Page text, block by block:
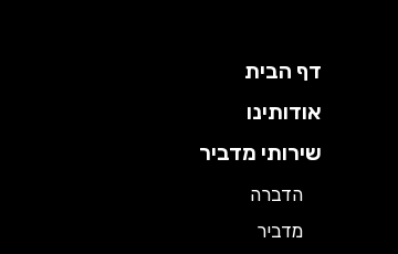
דף הבית
אודותינו
שירותי מדביר
הדברה
מדביר